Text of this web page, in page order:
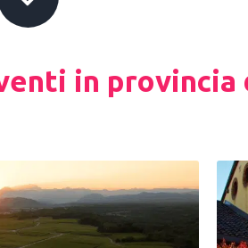
in provincia